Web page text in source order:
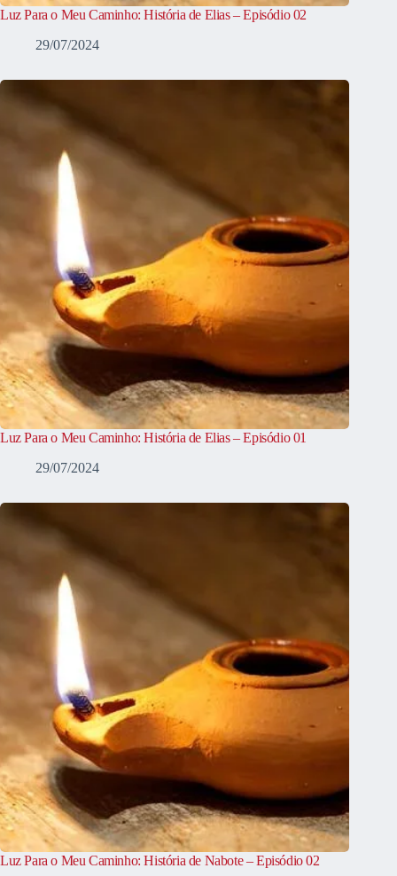
Luz Para o Meu Caminho: História de Elias – Episódio 02
29/07/2024
Luz Para o Meu Caminho: História de Elias – Episódio 01
29/07/2024
Luz Para o Meu Caminho: História de Nabote – Episódio 02